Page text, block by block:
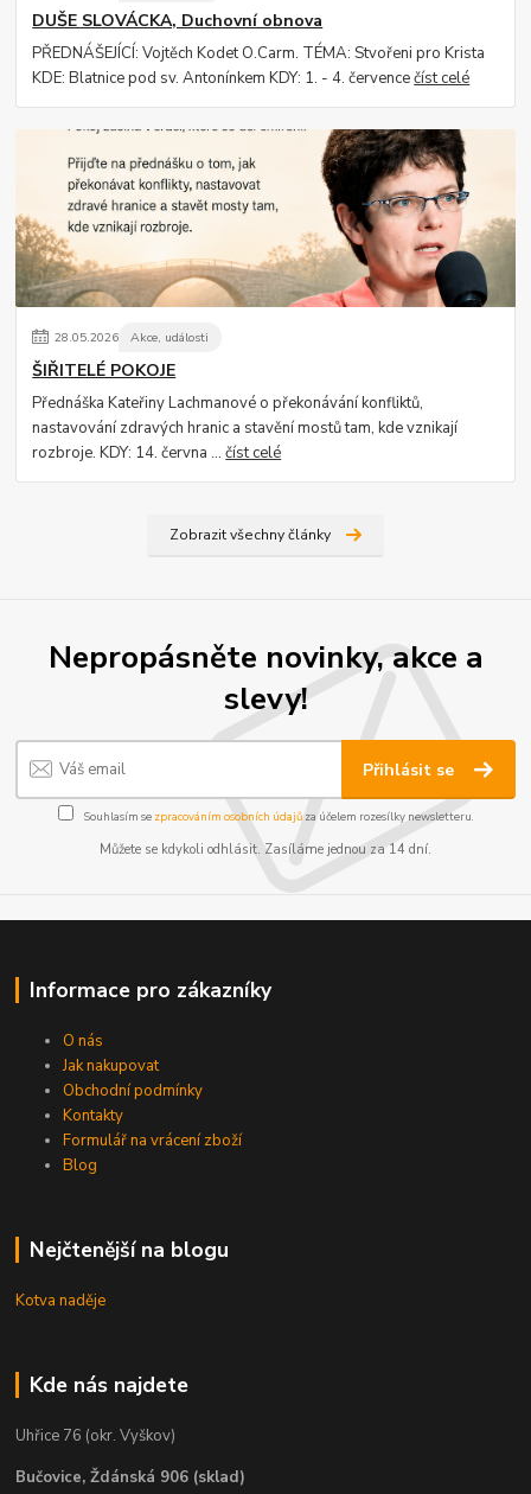
DUŠE SLOVÁCKA, Duchovní obnova
PŘEDNÁŠEJÍCÍ: Vojtěch Kodet O.Carm. TÉMA: Stvořeni pro Krista
KDE: Blatnice pod sv. Antonínkem KDY: 1. - 4. červencečíst celé
28.05.2026 Akce, události
ŠIŘITELÉ POKOJE
Přednáška Kateřiny Lachmanové o překonávání konfliktů,
nastavování zdravých hranic a stavění mostů tam, kde vznikají
rozbroje. KDY: 14. června ...číst celé
Zobrazit všechny články
Nepropásněte novinky, akce a
slevy!
Přihlásit se
Souhlasím se zpracováním osobních údajůza účelem rozesílky newsletteru.
Můžete se kdykoli odhlásit. Zasíláme jednou za 14 dní.
Informace pro zákazníky
O nás
Jak nakupovat
Obchodní podmínky
Kontakty
Formulář na vrácení zboží
Blog
Nejčtenější na blogu
Kotva naděje
Kde nás najdete
Uhřice 76 (okr. Vyškov)
Bučovice, Ždánská 906 (sklad)